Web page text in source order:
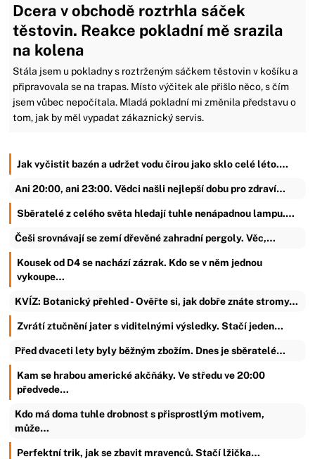
Dcera v obchodě roztrhla sáček
těstovin. Reakce pokladní mě srazila
na kolena
Stála jsem u pokladny s roztrženým sáčkem těstovin v košíku a
připravovala se na trapas. Místo výčitek ale přišlo něco, s čím
jsem vůbec nepočítala. Mladá pokladní mi změnila představu o
tom, jak by měl vypadat zákaznický servis.
Jak vyčistit bazén a udržet vodu čirou jako sklo celé léto.…
Ani 20:00, ani 23:00. Vědci našli nejlepší dobu pro zdraví…
Sběratelé z celého světa hledají tuhle nenápadnou lampu.…
Češi srovnávají se zemí dřevěné zahradní pergoly. Věc,…
Kousek od D4 se nachází zázrak. Kdo se v něm jednou
vykoupe…
KVÍZ: Botanický přehled - Ověřte si, jak dobře znáte stromy…
Zvrátí ztučnění jater s viditelnými výsledky. Stačí jeden…
Před dvaceti lety byly běžným zbožím. Dnes je sběratelé…
Kam se hrabou americké akčňáky. Ve středu ve 20:00
předvede…
Kdo má doma tuhle drobnost s přisprostlým motivem,
může…
Perfektní trik, jak se zbavit mravenců. Stačí lžička…